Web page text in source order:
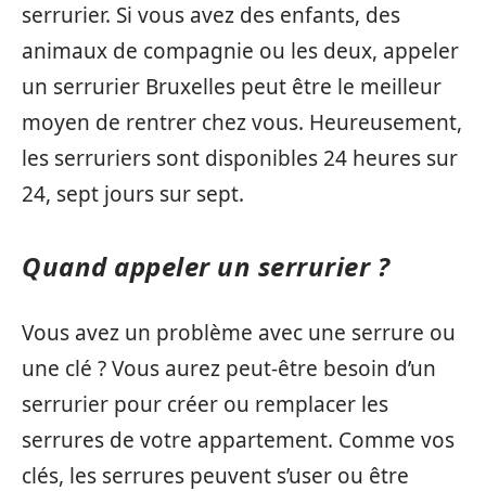
serrurier. Si vous avez des enfants, des
animaux de compagnie ou les deux, appeler
un serrurier Bruxelles peut être le meilleur
moyen de rentrer chez vous. Heureusement,
les serruriers sont disponibles 24 heures sur
24, sept jours sur sept.
Quand appeler un serrurier ?
Vous avez un problème avec une serrure ou
une clé ? Vous aurez peut-être besoin d’un
serrurier pour créer ou remplacer les
serrures de votre appartement. Comme vos
clés, les serrures peuvent s’user ou être